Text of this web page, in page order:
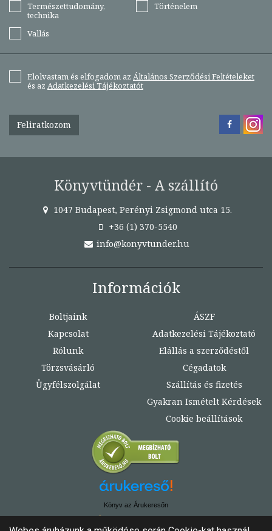
Természettudomány,
technika
Történelem
Vallás
Elolvastam és elfogadom az Általános Szerződési Feltételeket
és az Adatkezelési Tájékoztatót
Feliratkozom
Könyvtündér - A szállító
1047 Budapest, Perényi Zsigmond utca 15.
+36 (1) 370-5540
info@konyvtunder.hu
Információk
Boltjaink
Kapcsolat
Rólunk
Törzsvásárló
Ügyfélszolgálat
ÁSZF
Adatkezelési Tájékoztató
Elállás a szerződéstől
Cégadatok
Szállítás és fizetés
Gyakran Ismételt Kérdések
Cookie beállítások
Könyv az Árukeresőn